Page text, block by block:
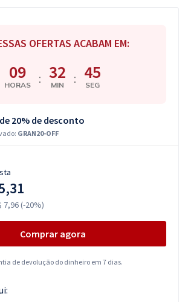
OFERTAS ACABAM EM:
09
HORAS : 32
MIN : 44
SEG
20% de desconto
GRAN20-OFF
7,96 (-20%)
Comprar agora
de devolução do dinheiro em 7 dias.